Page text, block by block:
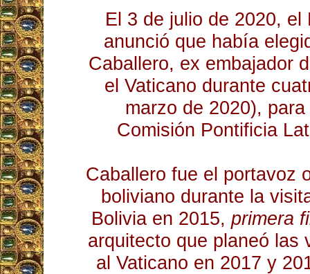
El 3 de julio de 2020, el
anunció que había
Caballero, ex embajador
el Vaticano durante
marzo de 2020),
Comisión Pontificia
Caballero fue el portavoz
boliviano durante la
Bolivia en 2015, primera
arquitecto que planeó las
al Vaticano en 2017 y